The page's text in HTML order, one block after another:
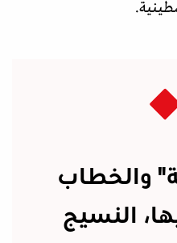
والخطاب
النسيج